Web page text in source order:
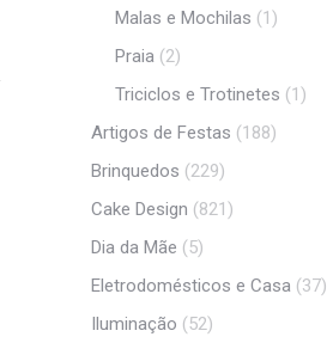
Malas e Mochilas (1)
Praia (2)
Triciclos e Trotinetes (1)
Artigos de Festas (188)
Brinquedos (229)
Cake Design (821)
Dia da Mãe (5)
Eletrodomésticos e Casa (37)
Iluminação (52)